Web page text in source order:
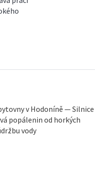
v Hodoníně — Silnice
popálenin od horkých
vody